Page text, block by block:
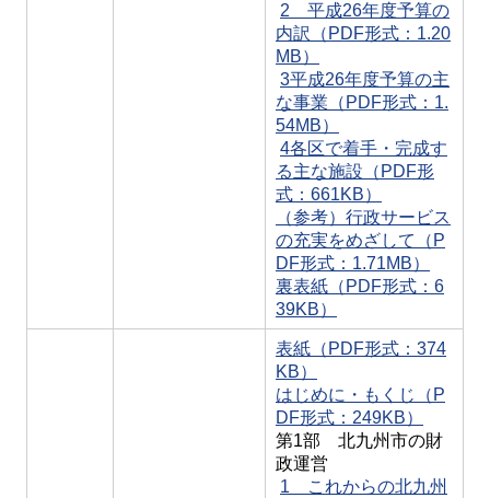
2 平成26年度予算の
内訳（PDF形式：1.20
MB）
3平成26年度予算の主
な事業（PDF形式：1.
54MB）
4各区で着手・完成す
る主な施設（PDF形
式：661KB）
（参考）行政サービス
の充実をめざして（P
DF形式：1.71MB）
裏表紙（PDF形式：6
39KB）
表紙（PDF形式：374
KB）
はじめに・もくじ（P
DF形式：249KB）
第1部 北九州市の財
政運営
1 これからの北九州